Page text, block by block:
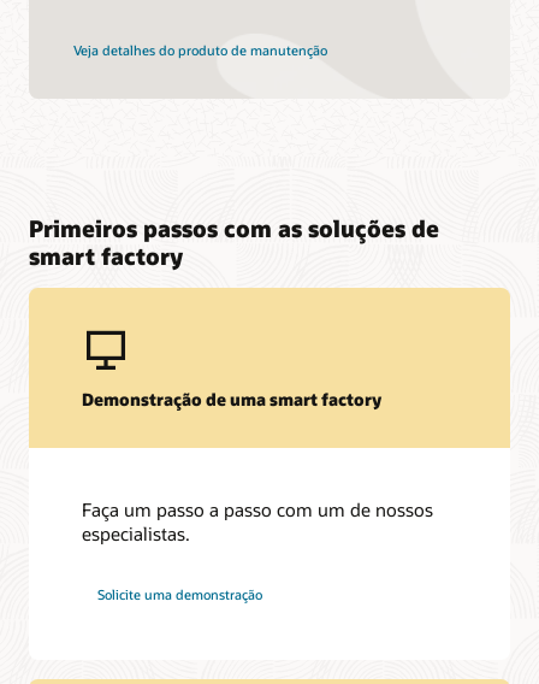
Veja detalhes do produto de manutenção
Primeiros passos com as soluções de
smart factory
Demonstração de uma smart factory
Faça um passo a passo com um de nossos
especialistas.
Solicite uma demonstração